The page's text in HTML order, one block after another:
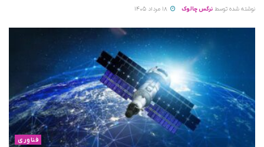
نوشته شده توسط نرگس چالوک
فناوری